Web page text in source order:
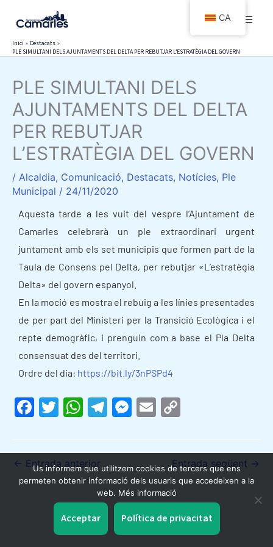
contingut
Inici
Destacats
PLE SIMULTANI DELS AJUNTAMENTS DEL DELTA PER REBUTJAR L’ESTRATÈGIA DEL GOVERN
PLE SIMULTANI DELS
AJUNTAMENTS DEL DELTA
PER REBUTJAR
L’ESTRATÈGIA DEL GOVERN
/ Alcaldia, Comunicació, Destacats, Notícies, Ple
Municipal / 24/11/2020
Aquesta tarde a les vuit del vespre l’Ajuntament de
Camarles celebrarà un ple extraordinari urgent
juntament amb els set municipis que formen part de la
Taula de Consens pel Delta, per rebutjar «L’estratègia
Delta» del govern espanyol.
En la moció es mostra el rebuig a les línies presentades
de per part del Ministeri per la Transició Ecològica i el
repte demogràfic, i prenguin com a base el Pla Delta
consensuat des del territori.
Ordre del dia: https://bit.ly/3nPSPd4
F
c
e
b
T
itt
er
W
at
s
A
p
p
T
e
gr
a
m
M
s
s
e
n
g
E
ai
l
p
y
Li
n
k
← Entrada anterior Entrada següent →
CA
Us informem que utilitzem cookies de tercers que ens
permeten obtenir informació dels usuaris que accedeixen a la
web. Més informació
Acceptar Política de privacitat